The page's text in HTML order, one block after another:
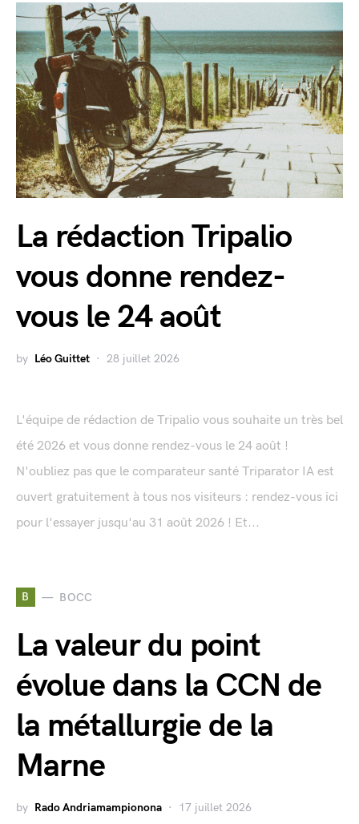
La rédaction Tripalio
vous donne rendez-
vous le 24 août
by Léo Guittet 28 juillet 2026
L'équipe de rédaction de Tripalio vous souhaite un très bel
été 2026 et vous donne rendez-vous le 24 août !
N'oubliez pas que le comparateur santé Triparator IA est
ouvert gratuitement à tous nos visiteurs : rendez-vous ici
pour l'essayer jusqu'au 31 août 2026 ! Et...
B BOCC
La valeur du point
évolue dans la CCN de
la métallurgie de la
Marne
by Rado Andriamampionona 17 juillet 2026